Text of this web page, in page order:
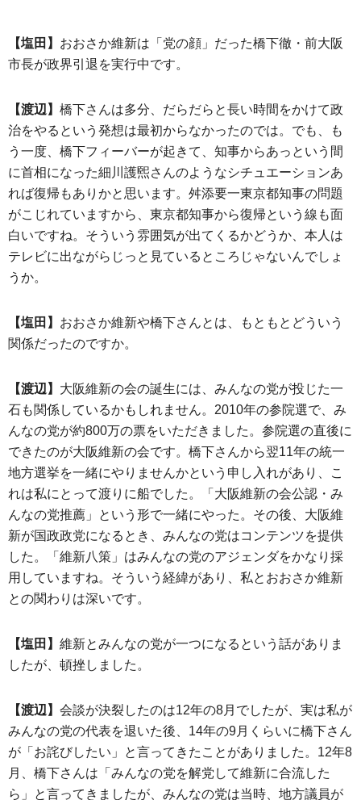
【塩田】 おおさか維新は「党の顔」だった橋下徹・前大阪
市長が政界引退を実行中です。
【渡辺】 橋下さんは多分、だらだらと長い時間をかけて政
治をやるという発想は最初からなかったのでは。でも、も
う一度、橋下フィーバーが起きて、知事からあっという間
に首相になった細川護煕さんのようなシチュエーションあ
れば復帰もありかと思います。舛添要一東京都知事の問題
がこじれていますから、東京都知事から復帰という線も面
白いですね。そういう雰囲気が出てくるかどうか、本人は
テレビに出ながらじっと見ているところじゃないんでしょ
うか。
【塩田】 おおさか維新や橋下さんとは、もともとどういう
関係だったのですか。
【渡辺】 大阪維新の会の誕生には、みんなの党が投じた一
石も関係しているかもしれません。2010年の参院選で、み
んなの党が約800万の票をいただきました。参院選の直後に
できたのが大阪維新の会です。橋下さんから翌11年の統一
地方選挙を一緒にやりませんかという申し入れがあり、こ
れは私にとって渡りに船でした。「大阪維新の会公認・み
んなの党推薦」という形で一緒にやった。その後、大阪維
新が国政政党になるとき、みんなの党はコンテンツを提供
した。「維新八策」はみんなの党のアジェンダをかなり採
用していますね。そういう経緯があり、私とおおさか維新
との関わりは深いです。
【塩田】 維新とみんなの党が一つになるという話がありま
したが、頓挫しました。
【渡辺】 会談が決裂したのは12年の8月でしたが、実は私が
みんなの党の代表を退いた後、14年の9月くらいに橋下さん
が「お詫びしたい」と言ってきたことがありました。12年8
月、橋下さんは「みんなの党を解党して維新に合流した
ら」と言ってきましたが、みんなの党は当時、地方議員が